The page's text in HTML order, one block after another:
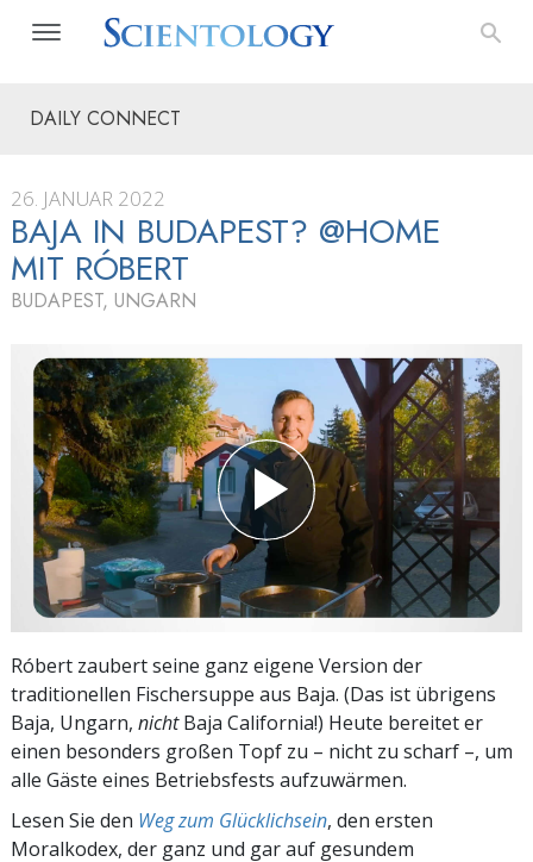
DAILY CONNECT
26. JANUAR 2022
BAJA IN BUDAPEST? @HOME
MIT RÓBERT
BUDAPEST, UNGARN
Róbert zaubert seine ganz eigene Version der
traditionellen Fischersuppe aus Baja. (Das ist übrigens
Baja, Ungarn, nichtBaja California!) Heute bereitet er
einen besonders großen Topf zu – nicht zu scharf –, um
alle Gäste eines Betriebsfests aufzuwärmen.
Lesen Sie den Weg zum Glücklichsein, den ersten
Moralkodex, der ganz und gar auf gesundem